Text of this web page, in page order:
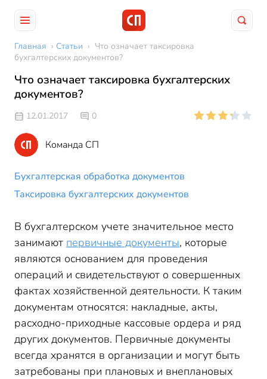
Главная › Статьи › Что означает таксировка
бухгалтерских документов?
Что означает таксировка бухгалтерских
документов?
12.01.2017 0
Команда СП
Бухгалтерская обработка документов
Таксировка бухгалтерских документов
В бухгалтерском учете значительное место
занимают первичные документы, которые
являются основанием для проведения
операций и свидетельствуют о совершенных
фактах хозяйственной деятельности. К таким
документам относятся: накладные, акты,
расходно-приходные кассовые ордера и ряд
других документов. Первичные документы
всегда хранятся в организации и могут быть
затребованы при плановых и внеплановых